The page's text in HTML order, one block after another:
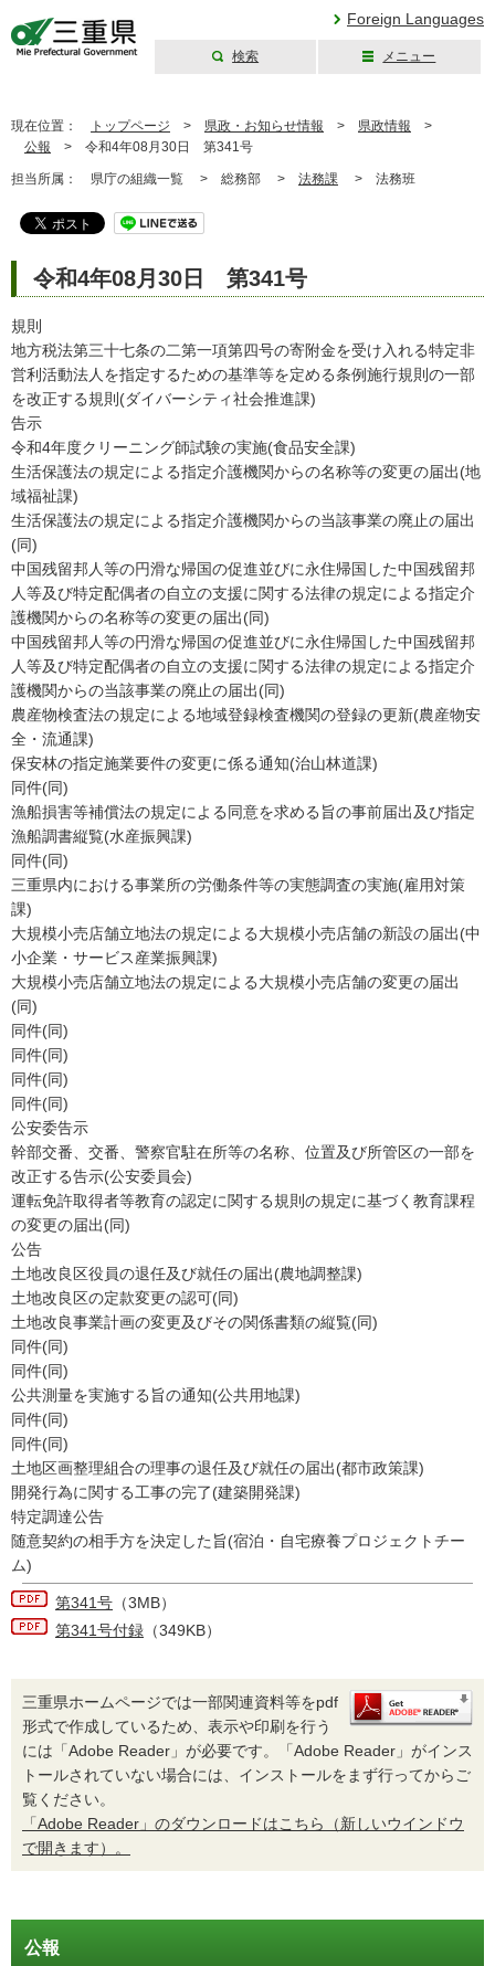
Foreign Languages
検索 メニュー
現在位置： トップページ > 県政・お知らせ情報 > 県政情報 >
公報 > 令和4年08月30日 第341号
担当所属： 県庁の組織一覧 > 総務部 > 法務課 > 法務班
令和4年08月30日 第341号
規則
地方税法第三十七条の二第一項第四号の寄附金を受け入れる特定非
営利活動法人を指定するための基準等を定める条例施行規則の一部
を改正する規則(ダイバーシティ社会推進課)
告示
令和4年度クリーニング師試験の実施(食品安全課)
生活保護法の規定による指定介護機関からの名称等の変更の届出(地
域福祉課)
生活保護法の規定による指定介護機関からの当該事業の廃止の届出
(同)
中国残留邦人等の円滑な帰国の促進並びに永住帰国した中国残留邦
人等及び特定配偶者の自立の支援に関する法律の規定による指定介
護機関からの名称等の変更の届出(同)
中国残留邦人等の円滑な帰国の促進並びに永住帰国した中国残留邦
人等及び特定配偶者の自立の支援に関する法律の規定による指定介
護機関からの当該事業の廃止の届出(同)
農産物検査法の規定による地域登録検査機関の登録の更新(農産物安
全・流通課)
保安林の指定施業要件の変更に係る通知(治山林道課)
同件(同)
漁船損害等補償法の規定による同意を求める旨の事前届出及び指定
漁船調書縦覧(水産振興課)
同件(同)
三重県内における事業所の労働条件等の実態調査の実施(雇用対策
課)
大規模小売店舗立地法の規定による大規模小売店舗の新設の届出(中
小企業・サービス産業振興課)
大規模小売店舗立地法の規定による大規模小売店舗の変更の届出
(同)
同件(同)
同件(同)
同件(同)
同件(同)
公安委告示
幹部交番、交番、警察官駐在所等の名称、位置及び所管区の一部を
改正する告示(公安委員会)
運転免許取得者等教育の認定に関する規則の規定に基づく教育課程
の変更の届出(同)
公告
土地改良区役員の退任及び就任の届出(農地調整課)
土地改良区の定款変更の認可(同)
土地改良事業計画の変更及びその関係書類の縦覧(同)
同件(同)
同件(同)
公共測量を実施する旨の通知(公共用地課)
同件(同)
同件(同)
土地区画整理組合の理事の退任及び就任の届出(都市政策課)
開発行為に関する工事の完了(建築開発課)
特定調達公告
随意契約の相手方を決定した旨(宿泊・自宅療養プロジェクトチー
ム)
第341号 （3MB）
第341号付録 （349KB）
三重県ホームページでは一部関連資料等をpdf
形式で作成しているため、表示や印刷を行う
には「Adobe Reader」が必要です。「Adobe Reader」がインス
トールされていない場合には、インストールをまず行ってからご
覧ください。
「Adobe Reader」のダウンロードはこちら（新しいウインドウ
で開きます）。
公報